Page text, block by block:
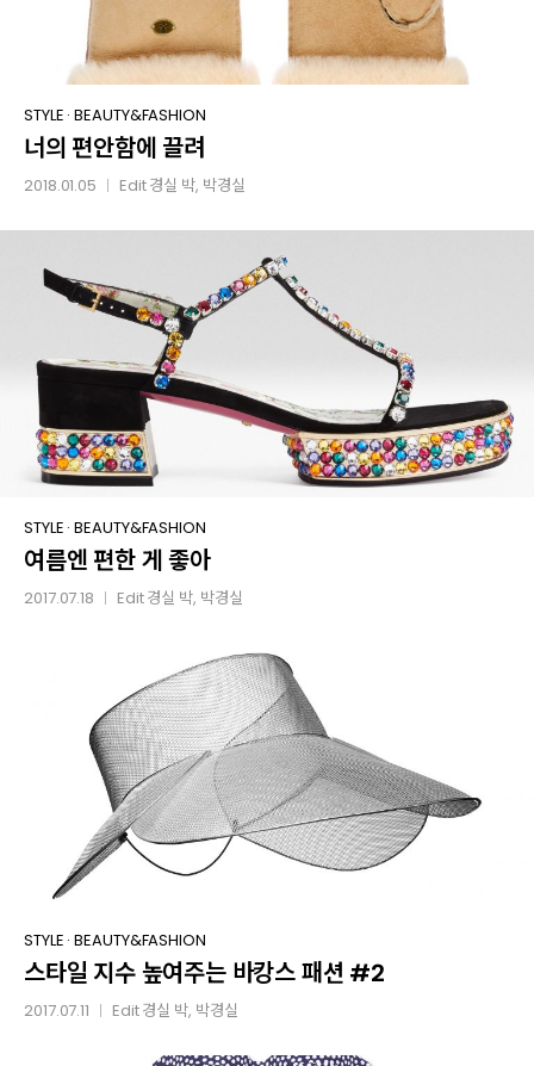
너의
편안함에
끌려
STYLE ·BEAUTY&FASHION
너의 편안함에 끌려
2018.01.05 Edit경실 박, 박경실
여름엔
편한
게
STYLE ·BEAUTY&FASHION
여름엔 편한 게 좋아
2017.07.18 Edit경실 박, 박경실
스타일
지수
높여주는
STYLE ·BEAUTY&FASHION
스타일 지수 높여주는 바캉스 패션 #2
2017.07.11 Edit경실 박, 박경실